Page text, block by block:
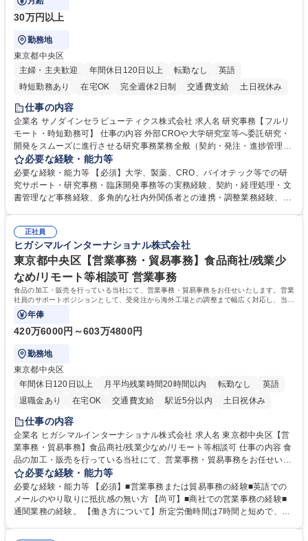
30万円以上
勤務地
東京都中央区
主婦・主夫歓迎
年間休日120日以上 転勤なし
英語
時短勤務あり
在宅OK 完全週休2日制 交通費支給 土日祝休み
仕事の内容
企業名 サノダインセラピューティクス株式会社 求人名 研究事務【フルリ
モート・時短勤務可】 仕事の内容 外部CROや大学研究室等へ委託研究・
開発をスムーズに進行させる研究事務業務全般（契約・発注・進捗管理・
ドキュメント整備等）CRO・大学等との契約手続き補助（NDA・委託・
共同研究契約等の進行・記録管理） ■見積取得、発注、検収、請求処理等
の事務手続き ■委託先との定例会議の調整・アジェンダ準備・議事録作成
■研究報告書、試験関連資料、SOP等の整備・版管理・保管 ■研究開発の
他研究開発に関わる総務・庶務 募集職種 研究事務【フルリモート・時短
勤務可】
必要な経験・能力等
必要な経験・能力等 【必須】大学、製薬、CRO、バイオテック等での研
究サポート・研究事務・臨床開発事務等の実務経験、契約・経理処理・文
書管理など事務経験、多角的な社内外関係者との連携・調整業務経験、基
ル対応力 【働き方について】フルリモートやハイブリッド勤務、時短勤務
など個々のライフスタイルに応じた柔軟な働き方が可能です。育児や介護
との両立も応援します。 学歴・資格 学歴：大学院 大学 語学力： 資格：
正社員
ヒガシマルインターナショナル株式会社
東京都中央区【営業事務・貿易事務】食品商社/残業少
なめ/リモート等相談可 営業事務
食品の加工・販売を行っている当社にて、営業事務・貿易事務をお任せいたします。営業
社員のサポートポジションとして、受発注から海外工場との調整まで幅広く対応し、当社
事業の根幹を支えていただきます。
年俸
420万6000円～603万4800円
勤務地
東京都中央区
年間休日120日以上
月平均残業時間20時間以内 転勤なし
英語
退職金あり
在宅OK 交通費支給 駅近5分以内 土日祝休み
仕事の内容
企業名 ヒガシマルインターナショナル株式会社 求人名 東京都中央区【営
業事務・貿易事務】食品商社/残業少なめ/リモート等相談可 仕事の内容 食
品の加工・販売を行っている当社にて、営業事務・貿易事務をお任せいた
します。営業社員のサポートポジションとして、受発注から海外工場との
調整まで幅広く対応し、当社事業の根幹を支えていただきます。 ■受発注
業務、請求書発行 ■海外工場とのスケジュール調整 ■在庫管理 ■輸入書類
の確認・作成 ■配送手配 ■通関業者を通して行う輸出入業全般 ■倉庫との
必要な経験・能力等
必要な経験・能力等 【必須】■営業事務または貿易事務の経験■英語での
メールのやり取りに抵抗感の無い方 【尚可】■商社での営業事務の経験■
通関業務の経験。 【働き方について】所定労働時間は7時間と短めで、残